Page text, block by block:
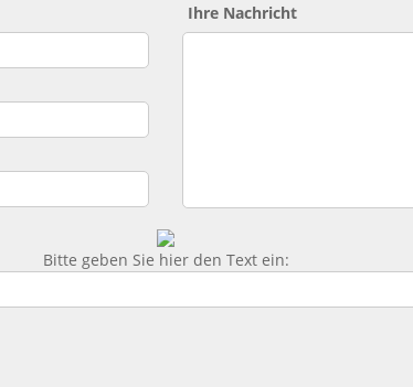
Ihre Nachricht
Bitte geben Sie hier den Text ein: